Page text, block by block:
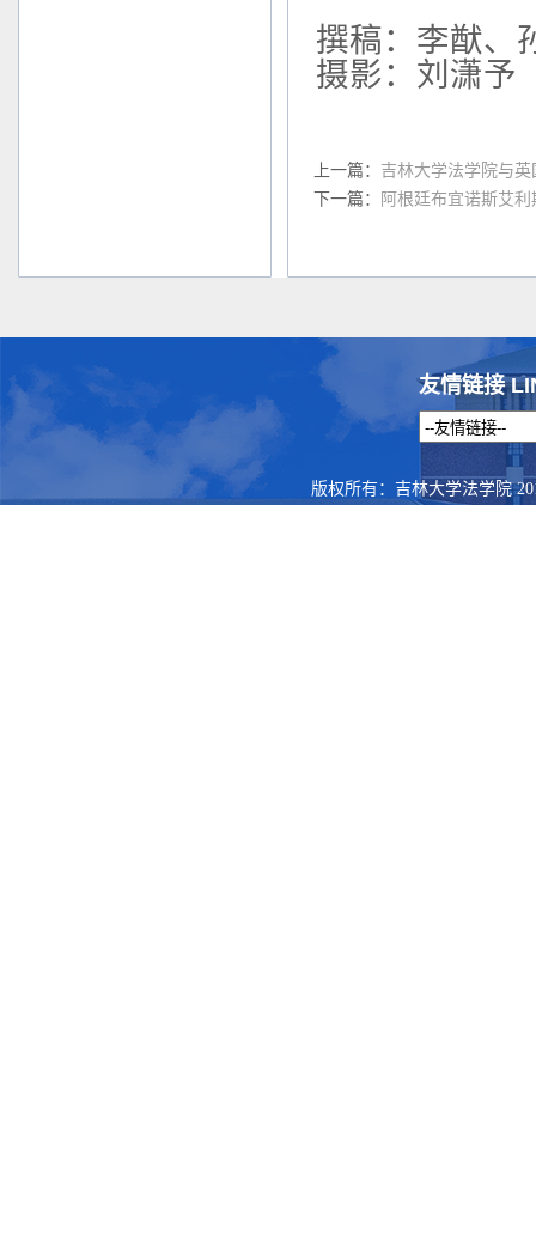
撰稿：李猷、
摄影：刘潇予
上一篇： 吉林大学法学院与
下一篇：
阿根廷布宜诺斯艾
友情链接
版权所有：吉林大学法学院